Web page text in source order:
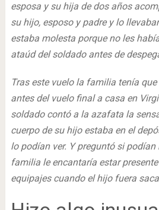
esposa y su hija de dos años
su hijo, esposo y padre y lo
estaba molesta porque no les
ataúd del soldado antes de
Tras este vuelo la familia tenía
antes del vuelo final a casa en
soldado contó a la azafata la
cuerpo de su hijo estaba en el
lo podían ver. Y preguntó si
familia le encantaría estar
equipajes cuando el hijo fuera